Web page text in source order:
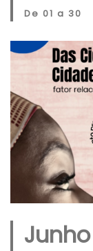
De 01 a 30
Junho